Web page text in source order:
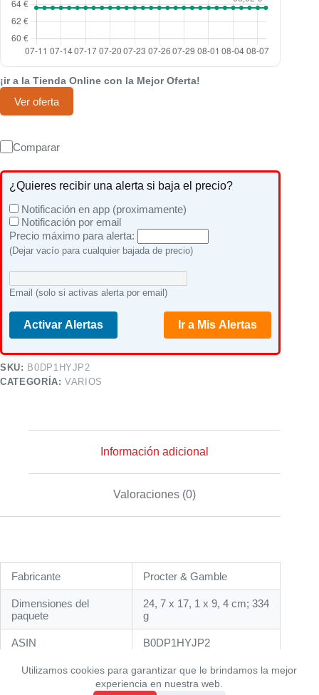
Utilizamos cookies para garantizar que le brindamos la mejor
experiencia en nuestra web.
¡ir a la Tienda Online con la Mejor Oferta!
Ver oferta
Comparar
¿Quieres recibir una alerta si baja el precio?
Notificación en app (proximamente)
Notificación por email
Precio máximo para alerta:
(Dejar vacío para cualquier bajada de precio)
Email (solo si activas alerta por email)
Activar Alertas Ir a Mis Alertas
SKU: B0DP1HYJP2
CATEGORÍA:VARIOS
Información adicional
Valoraciones (0)
Fabricante ‎Procter & Gamble
Dimensiones del
paquete
‎24, 7 x 17, 1 x 9, 4 cm; 334
g
ASIN ‎B0DP1HYJP2